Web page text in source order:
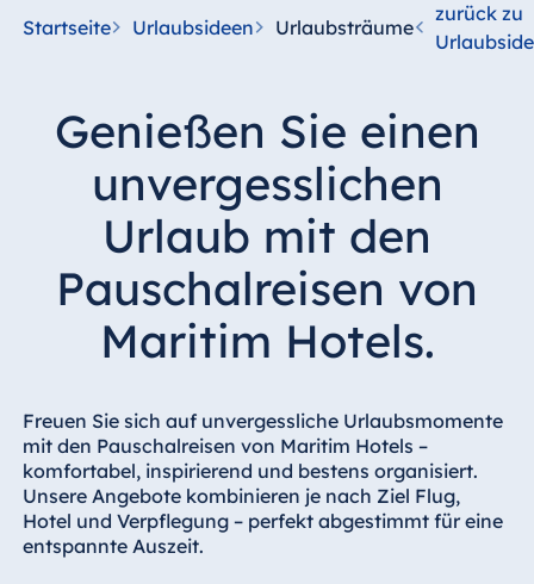
Hotel Bad
Wildungen
Berlin
Hotel Bonn
Hotel Darmstadt
Hotel Dresden
Hotel Frankfurt
Hotel am
Schlossgarten
Fulda
Airport Hotel
Hannover
Startseite Urlaubsideen Urlaubsträume
zurück zu
Genießen Sie einen
unvergesslichen
Urlaub mit den
Pauschalreisen von
Maritim Hotels.
Freuen Sie sich auf unvergessliche Urlaubsmomente
mit den Pauschalreisen von Maritim Hotels –
komfortabel, inspirierend und bestens organisiert.
Unsere Angebote kombinieren je nach Ziel Flug,
Hotel und Verpflegung – perfekt abgestimmt für eine
entspannte Auszeit.